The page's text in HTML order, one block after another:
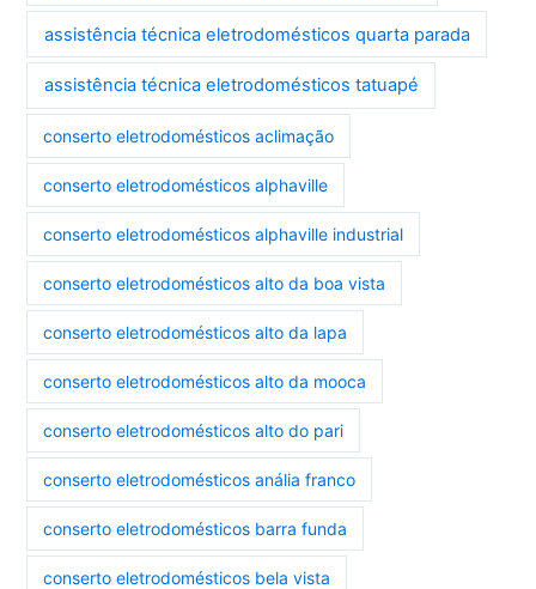
assistência técnica eletrodomésticos quarta parada
assistência técnica eletrodomésticos tatuapé
conserto eletrodomésticos aclimação
conserto eletrodomésticos alphaville
conserto eletrodomésticos alphaville industrial
conserto eletrodomésticos alto da boa vista
conserto eletrodomésticos alto da lapa
conserto eletrodomésticos alto da mooca
conserto eletrodomésticos alto do pari
conserto eletrodomésticos anália franco
conserto eletrodomésticos barra funda
conserto eletrodomésticos bela vista